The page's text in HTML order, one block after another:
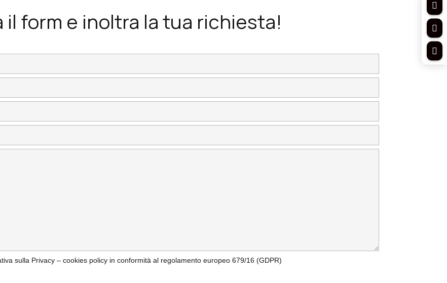
il form e inoltra la tua richiesta!
sulla Privacy – cookies policy in conformità al regolamento europeo 679/16 (GDPR)


